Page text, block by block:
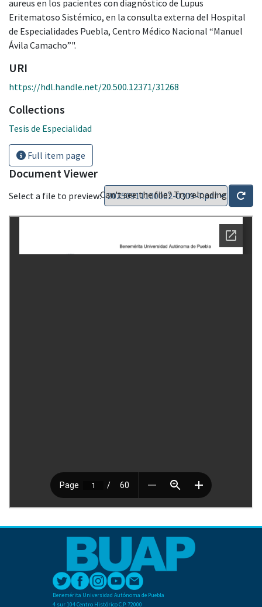
aureus en los pacientes con diagnóstico de Lupus
Eritematoso Sistémico, en la consulta externa del Hospital
de Especialidades Puebla, Centro Médico Nacional “Manuel
Ávila Camacho”".
URI
https://hdl.handle.net/20.500.12371/31268
Collections
Tesis de Especialidad
Full item page
Document Viewer
Select a file to preview:Can't see the file? Try reloading
Benemérita Universidad Autónoma de Puebla
4 sur 104 Centro Histórico C.P. 72000